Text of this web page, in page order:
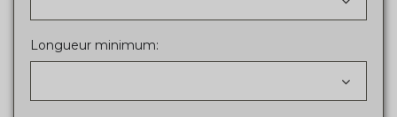
Longueur minimum: